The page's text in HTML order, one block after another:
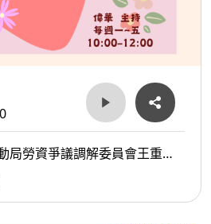
局勞資爭議調解委員會王重仁